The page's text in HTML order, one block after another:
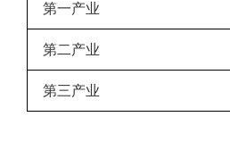
第一产业
第二产业
第三产业